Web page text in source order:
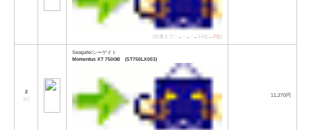
[先週まで:−→−→−→14位→2位]
2
[↓]
Seagate/シーゲイト
Momentus XT 750GB (ST750LX003)
11,270円